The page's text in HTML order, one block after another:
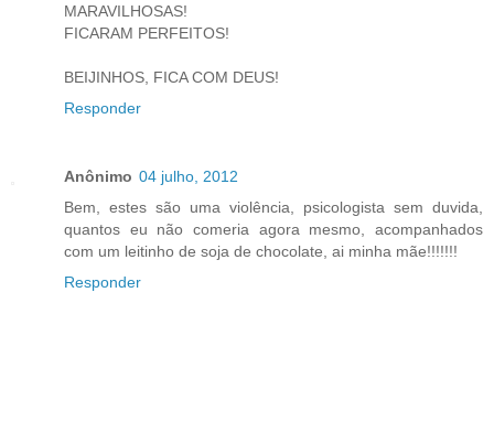
MARAVILHOSAS!
FICARAM PERFEITOS!
BEIJINHOS, FICA COM DEUS!
Responder
Anônimo 04 julho, 2012
Bem, estes são uma violência, psicologista sem duvida,
quantos eu não comeria agora mesmo, acompanhados
com um leitinho de soja de chocolate, ai minha mãe!!!!!!!
Responder